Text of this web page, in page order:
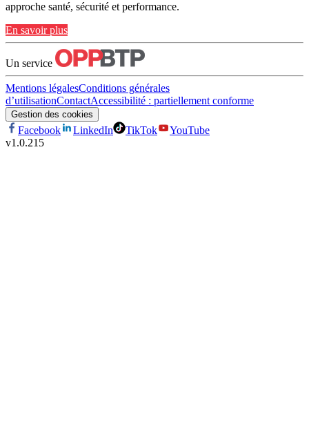
approche santé, sécurité et performance.
En savoir plus
Un service
Mentions légalesConditions générales
d’utilisationContactAccessibilité : partiellement conforme
Gestion des cookies
Facebook LinkedIn TikTok
YouTube
v1.0.215